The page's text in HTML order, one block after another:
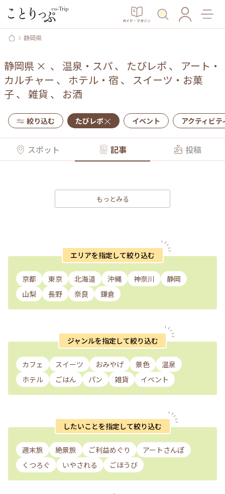
ガイド・マガジン
静岡県
静岡県 × 、 温泉・スパ、 たびレポ 、 アート・
カルチャー 、 ホテル・宿 、 スイーツ・お菓
子、 雑貨 、 お酒
絞り込む たびレポ イベント アクティビテ
スポット 記事 投稿
もっとみる
エリアを指定して絞り込む
京都 東京 北海道 沖縄 神奈川
静岡
山梨
長野 奈良 鎌倉
ジャンルを指定して絞り込む
カフェ スイーツ おみやげ 景色
温泉
ホテル
ごはん パン 雑貨 イベント
したいことを指定して絞り込む
週末旅 絶景旅 ご利益めぐり
アートさんぽ
くつろぐ
いやされる ごほうび